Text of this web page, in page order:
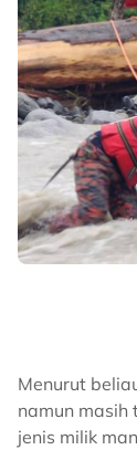
Menurut
namun
jenis milik